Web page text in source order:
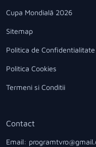
Cupa Mondială 2026
Sitemap
Politica de Confidentialitate
Politica Cookies
Termeni si Conditii
Contact
Email: